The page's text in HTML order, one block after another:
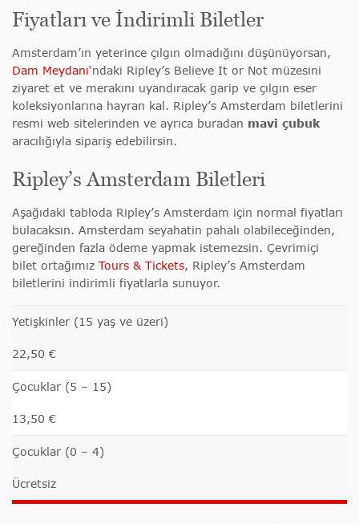
Fiyatları ve İndirimli Biletler
Amsterdam’ın yeterince çılgın olmadığını düşünüyorsan,
Dam Meydanı‘ndaki Ripley’s Believe It or Not müzesini
ziyaret et ve merakını uyandıracak garip ve çılgın eser
koleksiyonlarına hayran kal. Ripley’s Amsterdam biletlerini
resmi web sitelerinden ve ayrıca buradan mavi çubuk
aracılığıyla sipariş edebilirsin.
Ripley’s Amsterdam Biletleri
Aşağıdaki tabloda Ripley’s Amsterdam için normal fiyatları
bulacaksın. Amsterdam seyahatin pahalı olabileceğinden,
gereğinden fazla ödeme yapmak istemezsin. Çevrimiçi
bilet ortağımız Tours & Tickets, Ripley’s Amsterdam
biletlerini indirimli fiyatlarla sunuyor.
Yetişkinler (15 yaş ve üzeri)
22,50 €
Çocuklar (5 – 15)
13,50 €
Çocuklar (0 – 4)
Ücretsiz